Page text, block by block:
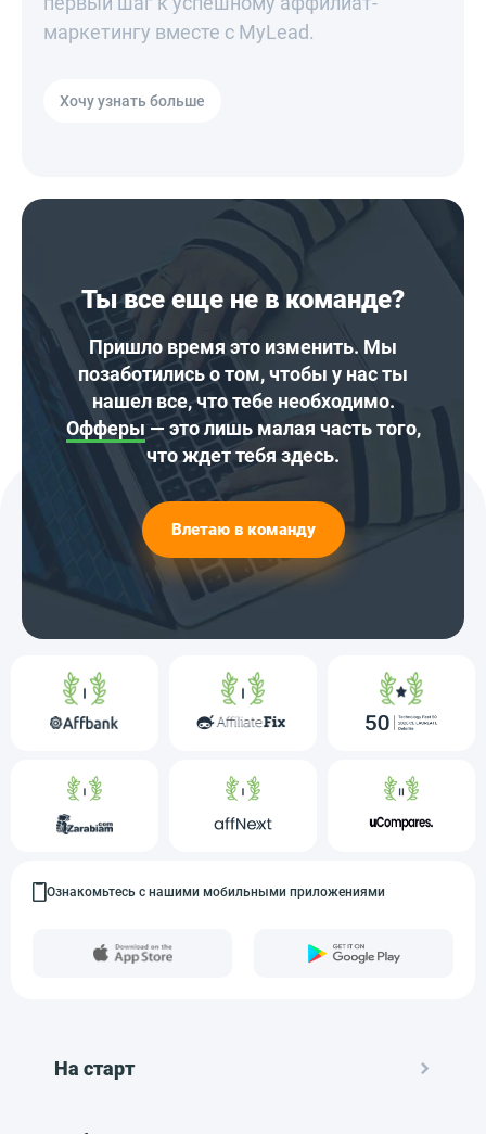
маркетингу вместе с MyLead.
Хочу узнать больше
Ты все еще не в команде?
Пришло время это изменить. Мы
позаботились о том, чтобы у нас ты
нашел все, что тебе необходимо.
Офферы — это лишь малая часть того,
что ждет тебя здесь.
Влетаю в команду
Ознакомьтесь с нашими мобильными приложениями
На старт